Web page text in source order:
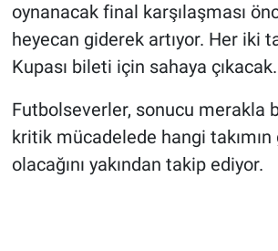
oynanacak final karşılaşması
heyecan giderek artıyor. Her iki
Kupası bileti için sahaya çıkacak.
Futbolseverler, sonucu merakla
kritik mücadelede hangi
olacağını yakından takip ediyor.